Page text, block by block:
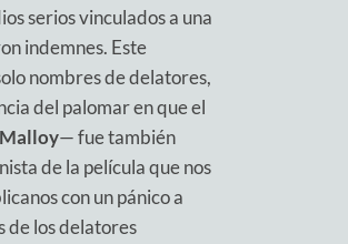
serios vinculados a una
indemnes. Este
nombres de delatores,
del palomar en que el
— fue también
de la película que nos
con un pánico a
de los delatores